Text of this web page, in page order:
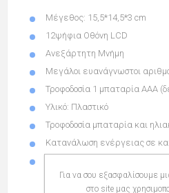
Μέγεθος: 15,5*14,5*3 cm
12ψήφια Οθόνη LCD
Ανεξάρτητη Μνήμη
Μεγάλοι ευανάγνωστοι
Τροφοδοσία 1 μπαταρία ΑΑΑ
Υλικό: Πλαστικό
Τροφοδοσία μπαταρία και
Κατανάλωση ενέργειας σε
Για να σου εξασφαλίσουμε
στο site μας